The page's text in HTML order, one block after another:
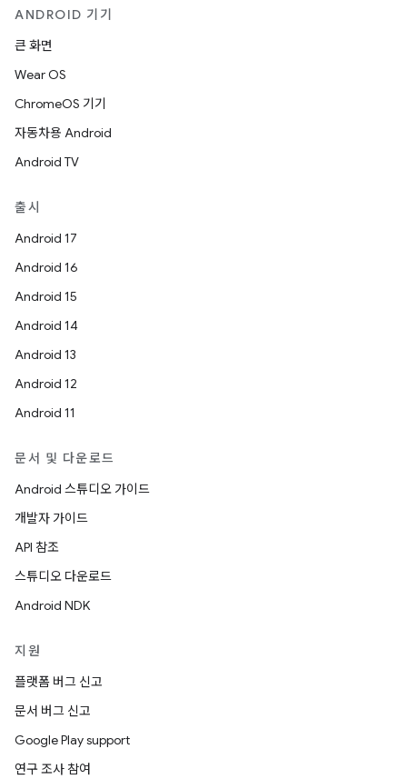
ANDROID 기기
큰 화면
Wear OS
ChromeOS 기기
자동차용 Android
Android TV
출시
Android 17
Android 16
Android 15
Android 14
Android 13
Android 12
Android 11
문서 및 다운로드
Android 스튜디오 가이드
개발자 가이드
API 참조
스튜디오 다운로드
Android NDK
지원
플랫폼 버그 신고
문서 버그 신고
Google Play support
연구 조사 참여